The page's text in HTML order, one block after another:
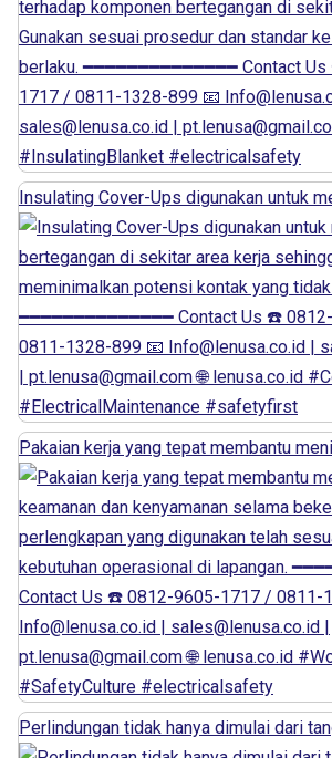
Insulating Cover-Ups digunakan untuk
Pakaian kerja yang tepat membantu
Perlindungan tidak hanya dimulai dari